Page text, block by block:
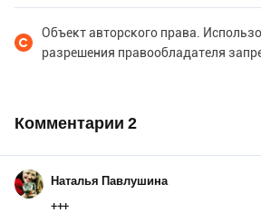
Объект авторского права.
разрешения правообладателя
Комментарии 2
Наталья Павлушина
+++